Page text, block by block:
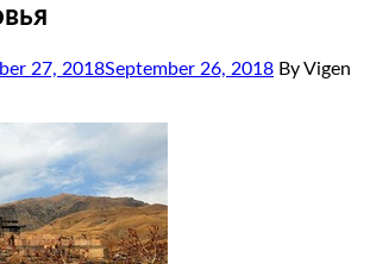
27, 2018September 26, 2018 By Vigen